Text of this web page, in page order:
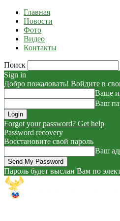
Главная
Новости
Фото
Видео
Контакты
Поиск
Sign in
Добро пожаловать! Войдите в
Ваше
Ваш
Forgot your password? Get help
Password recovery
Восстановите свой пароль
Ваш
Пароль будет выслан Вам по